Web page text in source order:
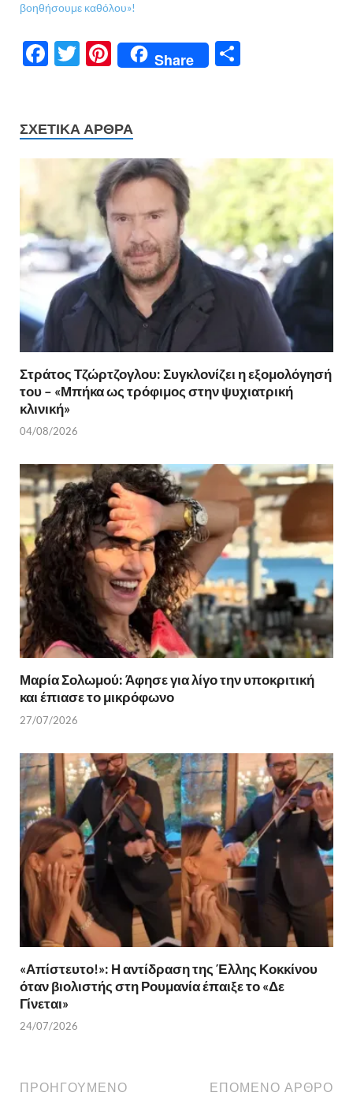
βοηθήσουμε καθόλου»!
F
b
o
k
T
er
Pi
nt
es
t
Share
σ
τε
ίτ
ε
ΣΧΕΤΙΚΆ ΆΡΘΡΑ
Στράτος Τζώρτζογλου: Συγκλονίζει η εξομολόγησή
του – «Μπήκα ως τρόφιμος στην ψυχιατρική
κλινική»
04/08/2026
Μαρία Σολωμού: Άφησε για λίγο την υποκριτική
και έπιασε το μικρόφωνο
27/07/2026
«Απίστευτο!»: Η αντίδραση της Έλλης Κοκκίνου
όταν βιολιστής στη Ρουμανία έπαιξε το «Δε
Γίνεται»
24/07/2026
ΠΡΟΗΓΟΎΜΕΝΟ
ΕΠΌΜΕΝΟ ΆΡΘΡΟ